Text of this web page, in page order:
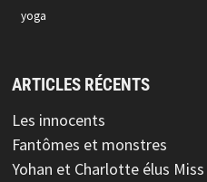
yoga
ARTICLES RÉCENTS
Les innocents
Fantômes et monstres
Yohan et Charlotte élus